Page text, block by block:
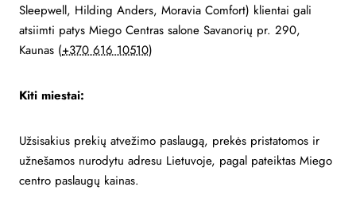
Sleepwell, Hilding Anders, Moravia Comfort) klientai gali
atsiimti patys Miego Centras salone Savanorių pr. 290,
Kaunas (+370 616 10510)
Kiti miestai:
Užsisakius prekių atvežimo paslaugą, prekės pristatomos ir
užnešamos nurodytu adresu Lietuvoje, pagal pateiktas Miego
centro paslaugų kainas.